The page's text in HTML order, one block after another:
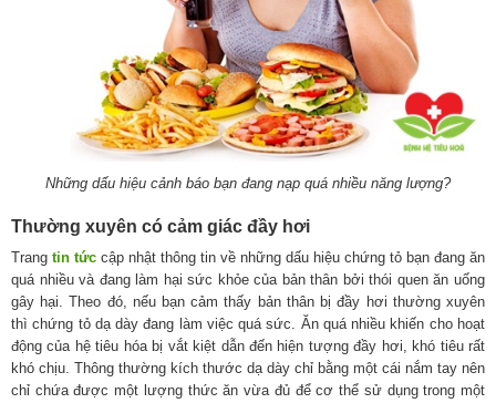
Những dấu hiệu cảnh báo bạn đang nạp quá nhiều năng lượng?
Thường xuyên có cảm giác đầy hơi
Trang tin tức cập nhật thông tin về những dấu hiệu chứng tỏ bạn đang ăn
quá nhiều và đang làm hại sức khỏe của bản thân bởi thói quen ăn uống
gây hại. Theo đó, nếu bạn cảm thấy bản thân bị đầy hơi thường xuyên
thì chứng tỏ dạ dày đang làm việc quá sức. Ăn quá nhiều khiến cho hoạt
động của hệ tiêu hóa bị vắt kiệt dẫn đến hiện tượng đầy hơi, khó tiêu rất
khó chịu. Thông thường kích thước dạ dày chỉ bằng một cái nắm tay nên
chỉ chứa được một lượng thức ăn vừa đủ để cơ thể sử dụng trong một